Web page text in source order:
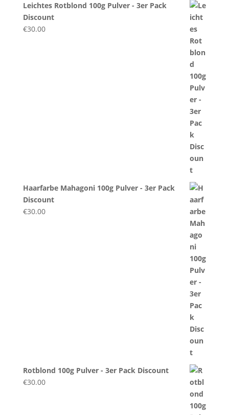
Leichtes Rotblond 100g Pulver - 3er Pack
Discount
€30.00
Haarfarbe Mahagoni 100g Pulver - 3er Pack
Discount
€30.00
Rotblond 100g Pulver - 3er Pack Discount
€30.00